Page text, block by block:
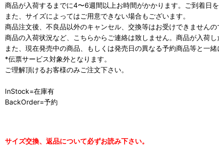
商品が入荷するまでに4〜6週間以上お時間がかかります。ご到着日
また、サイズによってはご用意できない場合もございます。
商品注文後、不良品以外のキャンセル、交換等はお受けできません
商品の入荷状況など、こちらからご連絡は致しません。商品が入荷
また、現在発売中の商品、もしくは発売日の異なる予約商品等と一
*伝票サービス対象外となります。
ご理解頂けるお客様のみご注文下さい。
InStock=在庫有
BackOrder=予約
サイズ交換、返品について必ずお読み下さい。